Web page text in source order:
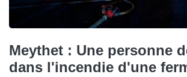
Meythet : Une personne
dans l'incendie d'une